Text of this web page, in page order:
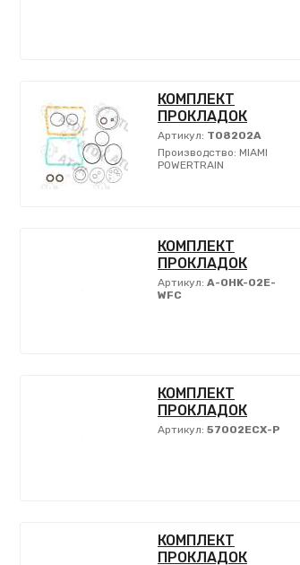
КОМПЛЕКТ
ПРОКЛАДОК
Артикул: T08202A
Производство: MIAMI
POWERTRAIN
КОМПЛЕКТ
ПРОКЛАДОК
Артикул: A-OHK-02E-
WFC
КОМПЛЕКТ
ПРОКЛАДОК
Артикул: 57002ECX-P
КОМПЛЕКТ
ПРОКЛАДОК